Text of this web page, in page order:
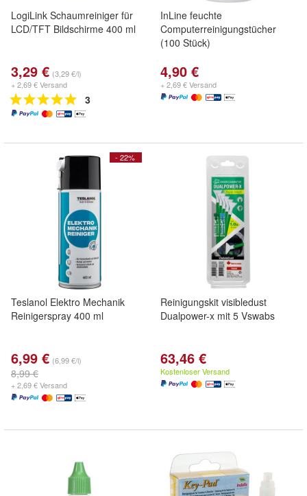
LogiLink Schaumreiniger für
LCD/TFT Bildschirme 400 ml
3,29 € (3,29 €/l)
+ 2,69 € Versand
3
InLine feuchte
Computerreinigungstücher
(100 Stück)
4,90 €
+ 2,69 € Versand
- 22%
Teslanol Elektro Mechanik
Reinigerspray 400 ml
6,99 € (6,99 €/l)
8,99 €
+ 2,69 € Versand
Reinigungskit visibledust
Dualpower-x mit 5 Vswabs
63,46 €
Kostenloser Versand